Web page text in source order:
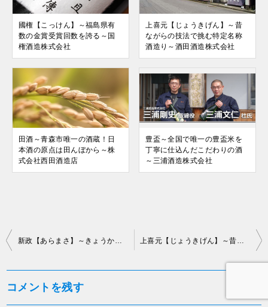
國権【こっけん】～福島県有
数の金賞受賞回数を誇る～国
権酒造株式会社
上喜元【じょうきげん】～昔
ながらの技法で挑む特定名称
酒造り～酒田酒造株式会社
田酒～青森市唯一の酒蔵！日
本酒の原点は田んぼから～株
式会社西田酒造店
豊盃～全国で唯一の豊盃米を
丁寧に仕込んだこだわりの酒
～三浦酒造株式会社
投
ナ
新政【あらまさ】～きょうかい６号酵母と木桶仕込みにこだわった酒造り～新政酒造株式会社 上喜元【じょうきげん】～昔ながらの技法で挑む特定名称酒造り～酒田酒造株式会社
コメントを残す